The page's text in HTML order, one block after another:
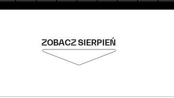
ZOBACZ SIERPIEŃ